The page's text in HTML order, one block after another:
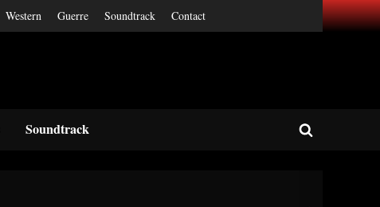
Western Guerre Soundtrack Contact
Soundtrack
Toggle